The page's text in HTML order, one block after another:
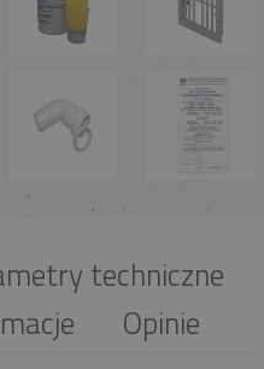
techniczne
Opinie